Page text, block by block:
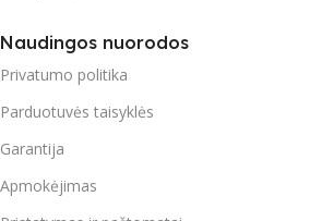
Naudingos nuorodos
Privatumo politika
Parduotuvės taisyklės
Garantija
Apmokėjimas